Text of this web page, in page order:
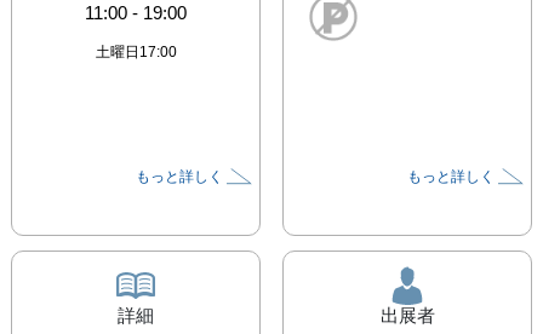
11:00 - 19:00
土曜日17:00
もっと詳しく もっと詳しく
詳細 出展者